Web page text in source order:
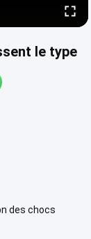
le type
des chocs